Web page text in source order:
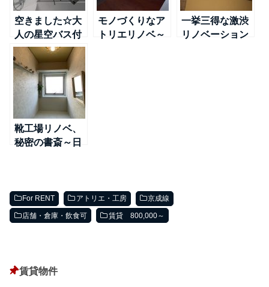
空きました☆大
人の星空バス付
ペントハウス～
TX線＠浅草
モノづくりなア
トリエリノベ～
一挙三得な激渋
リノベーション
靴工場リノベ、
秘密の書斎～日
For RENT アトリエ・工房 京成線
店舗・倉庫・飲食可 賃貸 800,000～
賃貸物件